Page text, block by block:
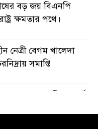
বড় জয় বিএনপি
ক্ষমতার পথে।
নেত্রী বেগম খালেদা
সমাপ্তি